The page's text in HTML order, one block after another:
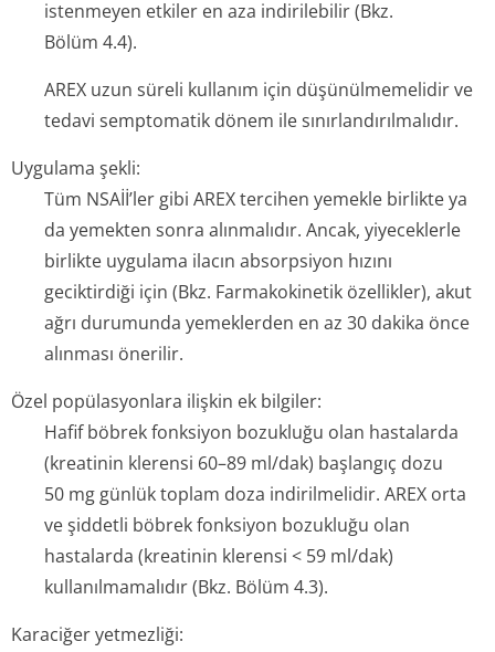
istenmeyen etkiler en aza indirilebilir (Bkz.
Bölüm 4.4).
AREX uzun süreli kullanım için düşünülmemelidir ve
tedavi semptomatik dönem ile sınırlandırılmalıdır.
Uygulama şekli:
Tüm NSAİİ’ler gibi AREX tercihen yemekle birlikte ya
da yemekten sonra alınmalıdır. Ancak, yiyeceklerle
birlikte uygulama ilacın absorpsiyon hızını
geciktirdiği için (Bkz. Farmakokinetik özellikler), akut
ağrı durumunda yemeklerden en az 30 dakika önce
alınması önerilir.
Özel popülasyonlara ilişkin ek bilgiler:
Hafif böbrek fonksiyon bozukluğu olan hastalarda
(kreatinin klerensi 60–89 ml/dak) başlangıç dozu
50 mg günlük toplam doza indirilmelidir. AREX orta
ve şiddetli böbrek fonksiyon bozukluğu olan
hastalarda (kreatinin klerensi < 59 ml/dak)
kullanılmamalıdır (Bkz. Bölüm 4.3).
Karaciğer yetmezliği: